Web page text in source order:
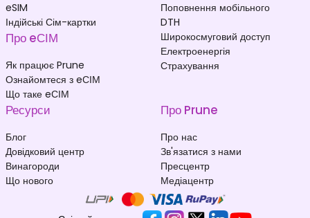
eSIM
Індійські Сім-картки
Про eСІМ
Як працює Prune
Ознайомтеся з eСІМ
Що таке eСІМ
Поповнення мобільного
DTH
Широкосмуговий доступ
Електроенергія
Страхування
Ресурси
Блог
Довідковий центр
Винагороди
Що нового
Про Prune
Про нас
Зв'язатися з нами
Пресцентр
Медіацентр